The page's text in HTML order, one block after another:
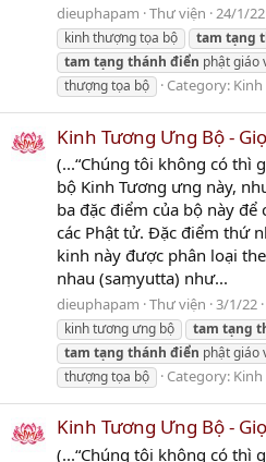
dieuphapam Thư viện 24/1/22
kinh thượng tọa bộ
tam tạng
tam tạng thánh điển phật giáo
thượng tọa bộ
Category: Kinh
Kinh Tương Ưng Bộ -
(...“Chúng tôi không có thì
bộ Kinh Tương ưng này,
ba đặc điểm của bộ này để
các Phật tử. Đặc điểm thứ
kinh này được phân loại
nhau (saṃyutta) như...
dieuphapam Thư viện 3/1/22
kinh tương ưng bộ
tam tạng
tam tạng thánh điển phật giáo
thượng tọa bộ
Category: Kinh
Kinh Tương Ưng Bộ -
(...“Chúng tôi không có thì